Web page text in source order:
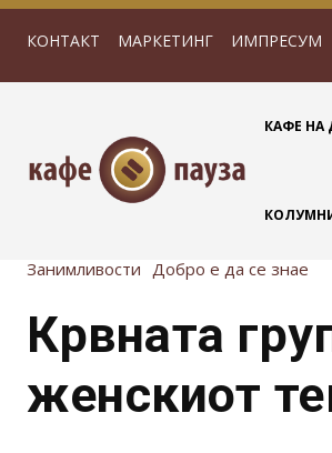
КОНТАКТ МАРКЕТИНГ ИМПРЕСУМ
КАФЕ НА
Занимливости Добро е да се знае
Крвната
женскиот